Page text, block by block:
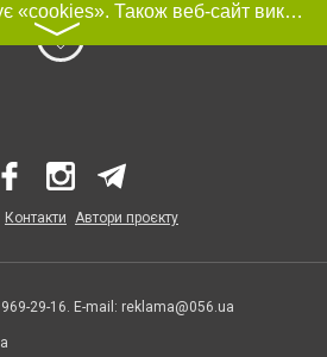
Цей сайт використовує «cookies». Також веб-сайт використовує інтернет-сервіс для збору технічних даних стосовно відвідувачів з метою отримання маркетингової та статистичної інформації. Умови обробки даних відвідувачів сайту див.
〉
Контакти Автори проєкту
29-16. E-mail: reklama@056.ua